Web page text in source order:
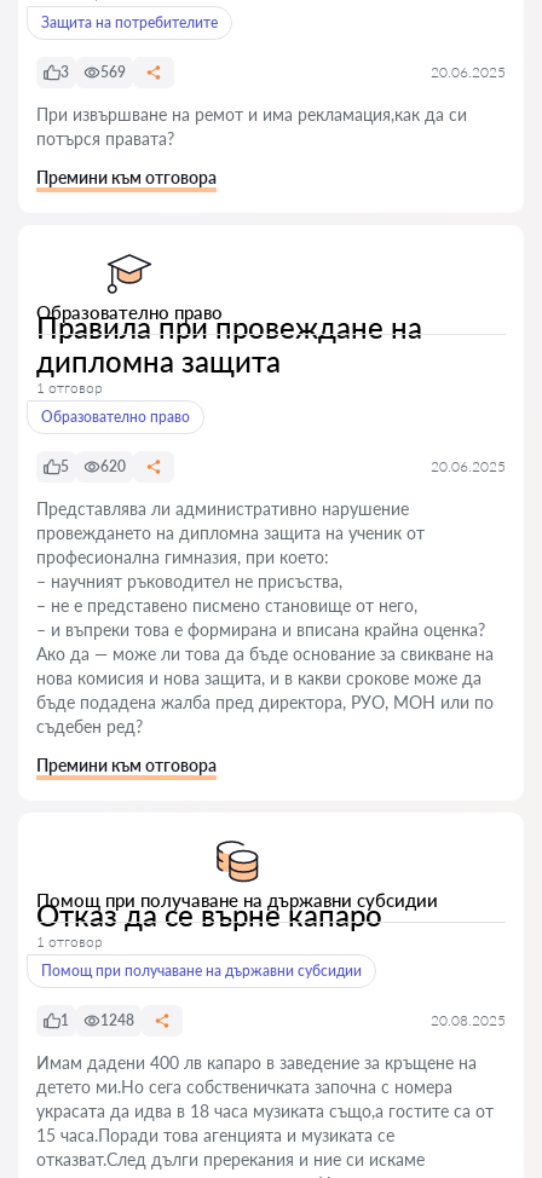
Защита на потребителите
3 569 20.06.2025
При извършване на ремот и има рекламация,как да си
потърся правата?
Премини към отговора
Образователно право
Правила при провеждане на
дипломна защита
1 отговор
Образователно право
5 620 20.06.2025
Представлява ли административно нарушение
провеждането на дипломна защита на ученик от
професионална гимназия, при което:
– научният ръководител не присъства,
– не е представено писмено становище от него,
– и въпреки това е формирана и вписана крайна оценка?
Ако да — може ли това да бъде основание за свикване на
нова комисия и нова защита, и в какви срокове може да
бъде подадена жалба пред директора, РУО, МОН или по
съдебен ред?
Премини към отговора
Помощ при получаване на държавни субсидии
Отказ да се върне капаро
1 отговор
Помощ при получаване на държавни субсидии
1 1248 20.08.2025
Имам дадени 400 лв капаро в заведение за кръщене на
детето ми.Но сега собственичката започна с номера
украсата да идва в 18 часа музиката също,а гостите са от
15 часа.Поради това агенцията и музиката се
отказват.След дълги пререкания и ние си искаме